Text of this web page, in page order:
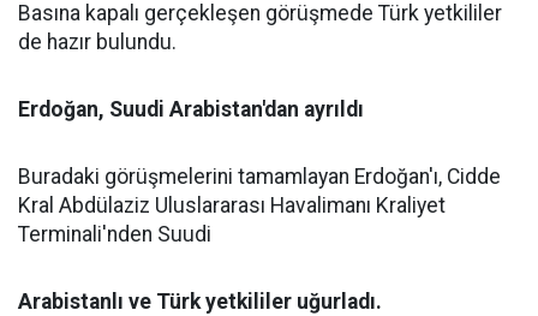
Basına kapalı gerçekleşen görüşmede Türk yetkililer
de hazır bulundu.
Erdoğan, Suudi Arabistan'dan ayrıldı
Buradaki görüşmelerini tamamlayan Erdoğan'ı, Cidde
Kral Abdülaziz Uluslararası Havalimanı Kraliyet
Terminali'nden Suudi
Arabistanlı ve Türk yetkililer uğurladı.